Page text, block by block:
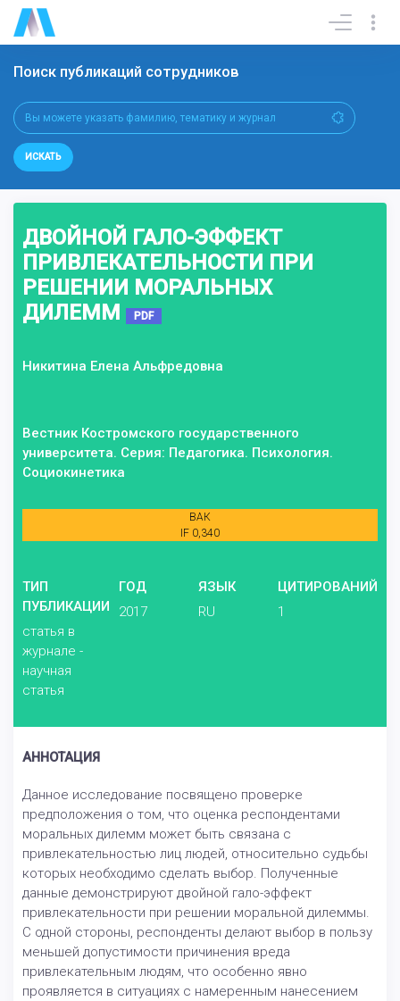
Поиск публикаций сотрудников
ИСКАТЬ
ДВОЙНОЙ ГАЛО-ЭФФЕКТ
ПРИВЛЕКАТЕЛЬНОСТИ ПРИ
РЕШЕНИИ МОРАЛЬНЫХ
ДИЛЕММ
PDF
Никитина Елена Альфредовна
Вестник Костромского государственного
университета. Серия: Педагогика. Психология.
Социокинетика
ВАК
IF 0,340
ТИП
ПУБЛИКАЦИИ
статья в
журнале -
научная
статья
ГОД
2017
ЯЗЫК
RU
ЦИТИРОВАНИЙ
1
АННОТАЦИЯ
Данное исследование посвящено проверке
предположения о том, что оценка респондентами
моральных дилемм может быть связана с
привлекательностью лиц людей, относительно судьбы
которых необходимо сделать выбор. Полученные
данные демонстрируют двойной гало-эффект
привлекательности при решении моральной дилеммы.
С одной стороны, респонденты делают выбор в пользу
меньшей допустимости причинения вреда
привлекательным людям, что особенно явно
проявляется в ситуациях с намеренным нанесением